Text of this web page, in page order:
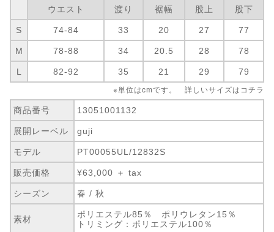
ウエスト 渡り 裾幅 股上 股下
S 74-84 33 20 27 77
M 78-88 34 20.5 28 78
L 82-92 35 21 29 79
※単位はcmです。 詳しいサイズは コチラ
商品番号 13051001132
展開レーベル guji
モデル PT00055UL/12832S
販売価格 ¥63,000 ＋ tax
シーズン 春 / 秋
素材
ポリエステル85％ ポリウレタン15％
トリミング：ポリエステル100％